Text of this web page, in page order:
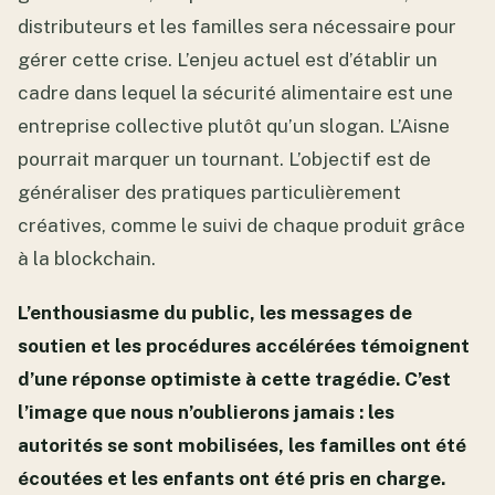
distributeurs et les familles sera nécessaire pour
gérer cette crise. L’enjeu actuel est d’établir un
cadre dans lequel la sécurité alimentaire est une
entreprise collective plutôt qu’un slogan. L’Aisne
pourrait marquer un tournant. L’objectif est de
généraliser des pratiques particulièrement
créatives, comme le suivi de chaque produit grâce
à la blockchain.
L’enthousiasme du public, les messages de
soutien et les procédures accélérées témoignent
d’une réponse optimiste à cette tragédie. C’est
l’image que nous n’oublierons jamais : les
autorités se sont mobilisées, les familles ont été
écoutées et les enfants ont été pris en charge.